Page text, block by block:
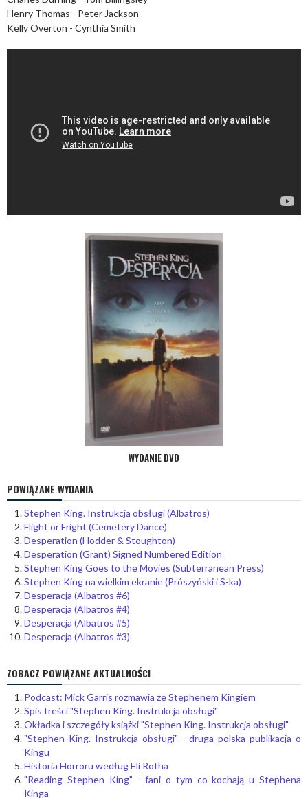
Henry Thomas - Peter Jackson
Kelly Overton - Cynthia Smith
WYDANIE DVD
POWIĄZANE WYDANIA
Stephen King. Instrukcja obsługi (Albatros)
Flight or Fright (Cemetery Dance)
Desperation (Hodder & Stoughton)
Desperation (Grant) Signed Numbered Edition
Stephen King Goes to the Movies (Subterranean Press)
Stephen King na wielkim ekranie (Prószyński i S-ka)
Desperacja (Albatros #6)
Desperacja (Albatros #4)
Desperacja (Albatros #5)
Desperacja (Albatros #3)
ZOBACZ POWIĄZANE AKTUALNOŚCI
Podcast: Mick Garris rozmawia ze Stephenem Kingiem
Spis treści "Stephen King. Instrukcja obsługi"
Okładka i szczegóły książki "Stephen King. Instrukcja obsługi"
"Stephen King. Instrukcja obsługi" - druga polska publikacja o
Kingu
Historia Horroru według Eli Rotha
"Reading Stephen King" - fani o tym co kochają u Stephena
Kinga